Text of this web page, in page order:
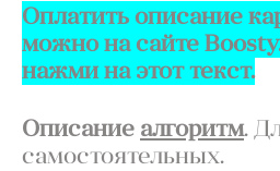
Оплатить описание
можно на сайте
нажми на этот текст.
Описание алгоритм.
самостоятельных.